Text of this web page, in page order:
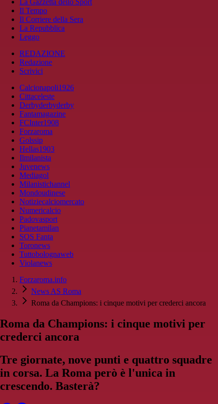
La Gazzetta dello Sport
Il Tempo
Il Corriere della Sera
La Repubblica
Leggo
REDAZIONE
Redazione
Scrivici
Calcionapoli1926
Cittaceleste
Derbyderbyderby
Fantamagazine
FCInter1908
Forzaroma
Golssip
Hellas1903
Ilmilanista
Juvenews
Mediagol
Milanistichannel
Mondoudinese
Notiziecalciomercato
Numericalcio
Padovasport
Pianetamilan
SOS Fanta
Toronews
Tuttobolognaweb
Violanews
Forzaroma.info
News AS Roma
Roma da Champions: i cinque motivi per crederci ancora
Roma da Champions: i cinque motivi per
crederci ancora
Tre giornate, nove punti e quattro squadre
in corsa. La Roma però è l'unica in
crescendo. Basterà?